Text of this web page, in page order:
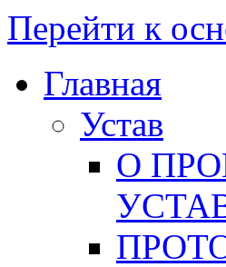
Перейти к
Главная
Устав
О
УСТАВ